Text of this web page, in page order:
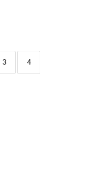
3 4